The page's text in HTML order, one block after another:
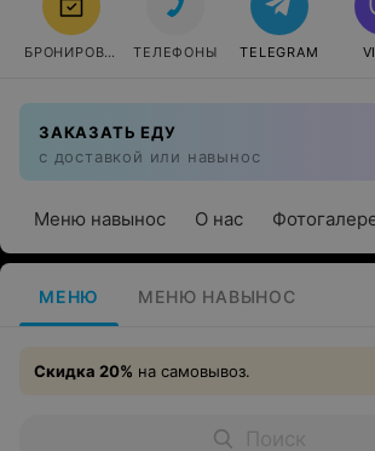
Меню навынос О нас
БРОНИРОВАТЬ ТЕЛЕФОНЫ TELEGRAM
ЗАКАЗАТЬ ЕДУ
с доставкой или навынос
МЕНЮ МЕНЮ НАВЫНОС
Скидка 20% на самовывоз.